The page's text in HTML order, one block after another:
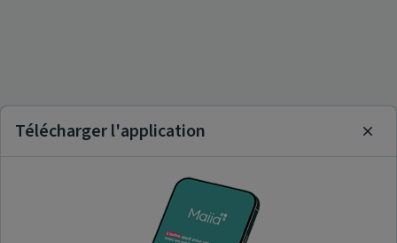
Télécharger l'application